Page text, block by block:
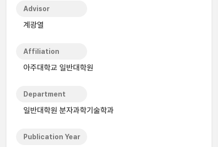
Advisor
계광열
Affiliation
아주대학교 일반대학원
Department
일반대학원 분자과학기술학과
Publication Year